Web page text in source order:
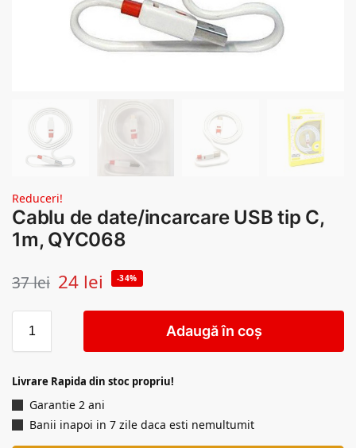
Reduceri!
Cablu de date/incarcare USB tip C,
1m, QYC068
37lei 24 lei -34%
Adaugă în coș
Livrare Rapida din stoc propriu!
Garantie 2 ani
Banii inapoi in 7 zile daca esti nemultumit